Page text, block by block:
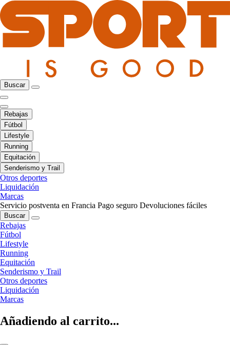
Buscar
Rebajas
Fútbol
Lifestyle
Running
Equitación
Senderismo y Trail
Otros deportes
Liquidación
Marcas
Servicio postventa en Francia Pago seguro Devoluciones fáciles
Buscar
Rebajas
Fútbol
Lifestyle
Running
Equitación
Senderismo y Trail
Otros deportes
Liquidación
Marcas
Añadiendo al carrito...